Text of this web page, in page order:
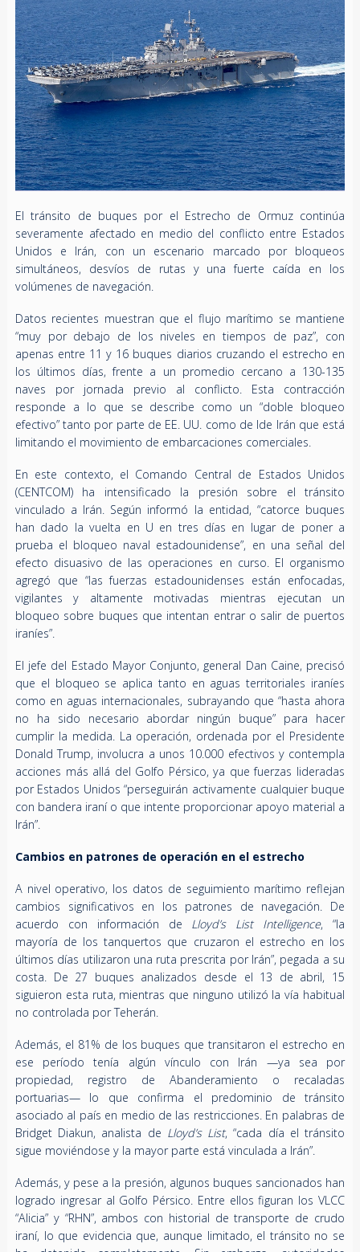
El tránsito de buques por el Estrecho de Ormuz continúa
severamente afectado en medio del conflicto entre Estados
Unidos e Irán, con un escenario marcado por bloqueos
simultáneos, desvíos de rutas y una fuerte caída en los
volúmenes de navegación.
Datos recientes muestran que el flujo marítimo se mantiene
“muy por debajo de los niveles en tiempos de paz”, con
apenas entre 11 y 16 buques diarios cruzando el estrecho en
los últimos días, frente a un promedio cercano a 130-135
naves por jornada previo al conflicto. Esta contracción
responde a lo que se describe como un “doble bloqueo
efectivo” tanto por parte de EE. UU. como de Ide Irán que está
limitando el movimiento de embarcaciones comerciales.
En este contexto, el Comando Central de Estados Unidos
(CENTCOM) ha intensificado la presión sobre el tránsito
vinculado a Irán. Según informó la entidad, “catorce buques
han dado la vuelta en U en tres días en lugar de poner a
prueba el bloqueo naval estadounidense”, en una señal del
efecto disuasivo de las operaciones en curso. El organismo
agregó que “las fuerzas estadounidenses están enfocadas,
vigilantes y altamente motivadas mientras ejecutan un
bloqueo sobre buques que intentan entrar o salir de puertos
iraníes”.
El jefe del Estado Mayor Conjunto, general Dan Caine, precisó
que el bloqueo se aplica tanto en aguas territoriales iraníes
como en aguas internacionales, subrayando que “hasta ahora
no ha sido necesario abordar ningún buque” para hacer
cumplir la medida. La operación, ordenada por el Presidente
Donald Trump, involucra a unos 10.000 efectivos y contempla
acciones más allá del Golfo Pérsico, ya que fuerzas lideradas
por Estados Unidos “perseguirán activamente cualquier buque
con bandera iraní o que intente proporcionar apoyo material a
Irán”.
Cambios en patrones de operación en el estrecho
A nivel operativo, los datos de seguimiento marítimo reflejan
cambios significativos en los patrones de navegación. De
acuerdo con información de Lloyd’s List Intelligence, “la
mayoría de los tanquertos que cruzaron el estrecho en los
últimos días utilizaron una ruta prescrita por Irán”, pegada a su
costa. De 27 buques analizados desde el 13 de abril, 15
siguieron esta ruta, mientras que ninguno utilizó la vía habitual
no controlada por Teherán.
Además, el 81% de los buques que transitaron el estrecho en
ese período tenía algún vínculo con Irán —ya sea por
propiedad, registro de Abanderamiento o recaladas
portuarias— lo que confirma el predominio de tránsito
asociado al país en medio de las restricciones. En palabras de
Bridget Diakun, analista de Lloyd’s List, “cada día el tránsito
sigue moviéndose y la mayor parte está vinculada a Irán”.
Además, y pese a la presión, algunos buques sancionados han
logrado ingresar al Golfo Pérsico. Entre ellos figuran los VLCC
“Alicia” y “RHN”, ambos con historial de transporte de crudo
iraní, lo que evidencia que, aunque limitado, el tránsito no se